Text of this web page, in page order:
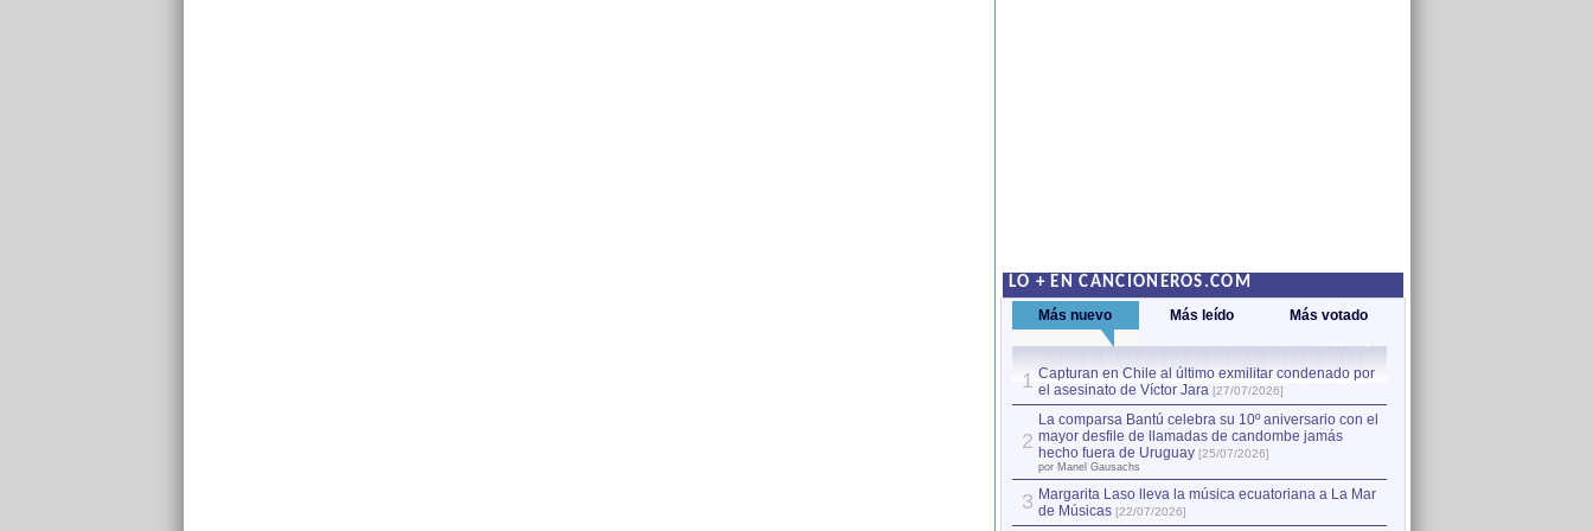
LO + EN CANCIONEROS.COM
Más nuevo Más leído Más votado
1 Capturan en Chile al último exmilitar condenado por
el asesinato de Víctor Jara [27/07/2026]
2
La comparsa Bantú celebra su 10º aniversario con el
mayor desfile de llamadas de candombe jamás
hecho fuera de Uruguay [25/07/2026]
por Manel Gausachs
3 Margarita Laso lleva la música ecuatoriana a La Mar
de Músicas [22/07/2026]